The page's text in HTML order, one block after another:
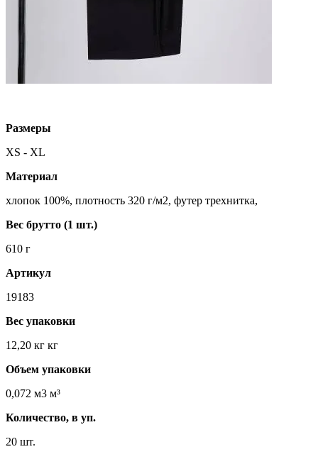
Размеры
XS - XL
Материал
хлопок 100%, плотность 320 г/м2, футер трехнитка,
Вес брутто (1 шт.)
610 г
Артикул
19183
Вес упаковки
12,20 кг кг
Объем упаковки
0,072 м3 м³
Количество, в уп.
20 шт.